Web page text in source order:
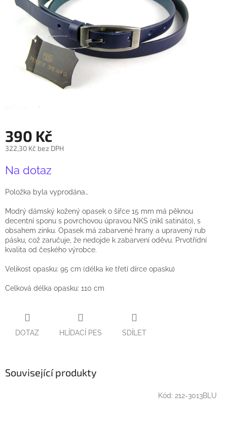
390 Kč
322,30 Kč bez DPH
cena:
Na dotaz
Položka byla vyprodána…
Modrý dámský kožený opasek o šířce 15 mm má pěknou
decentní sponu s povrchovou úpravou NKS (nikl satináto), s
obsahem zinku. Opasek má zabarvené hrany a upravený rub
pásku, což zaručuje, že nedojde k zabarvení oděvu. Prvotřídní
kvalita od českého výrobce.
Velikost opasku: 95 cm (délka ke třetí dírce opasku)
Celková délka opasku: 110 cm
DOTAZ HLÍDACÍ PES SDÍLET
Související produkty
Kód: 212-3013BLU